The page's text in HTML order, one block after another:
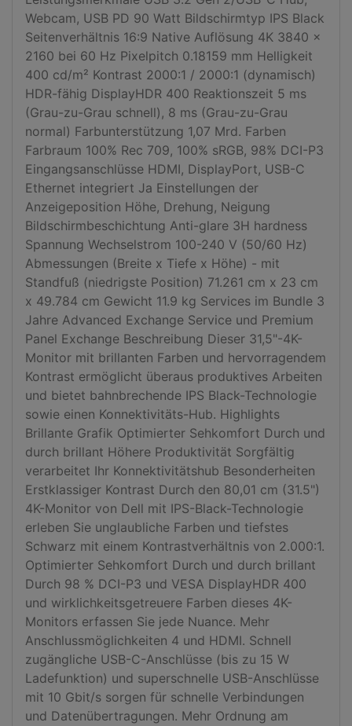
Webcam, USB PD 90 Watt Bildschirmtyp IPS Black
Seitenverhältnis 16:9 Native Auflösung 4K 3840 x
2160 bei 60 Hz Pixelpitch 0.18159 mm Helligkeit
400 cd/m² Kontrast 2000:1 / 2000:1 (dynamisch)
HDR-fähig DisplayHDR 400 Reaktionszeit 5 ms
(Grau-zu-Grau schnell), 8 ms (Grau-zu-Grau
normal) Farbunterstützung 1,07 Mrd. Farben
Farbraum 100% Rec 709, 100% sRGB, 98% DCI-P3
Eingangsanschlüsse HDMI, DisplayPort, USB-C
Ethernet integriert Ja Einstellungen der
Anzeigeposition Höhe, Drehung, Neigung
Bildschirmbeschichtung Anti-glare 3H hardness
Spannung Wechselstrom 100-240 V (50/60 Hz)
Abmessungen (Breite x Tiefe x Höhe) - mit
Standfuß (niedrigste Position) 71.261 cm x 23 cm
x 49.784 cm Gewicht 11.9 kg Services im Bundle 3
Jahre Advanced Exchange Service und Premium
Panel Exchange Beschreibung Dieser 31,5"-4K-
Monitor mit brillanten Farben und hervorragendem
Kontrast ermöglicht überaus produktives Arbeiten
und bietet bahnbrechende IPS Black-Technologie
sowie einen Konnektivitäts-Hub. Highlights
Brillante Grafik Optimierter Sehkomfort Durch und
durch brillant Höhere Produktivität Sorgfältig
verarbeitet Ihr Konnektivitätshub Besonderheiten
Erstklassiger Kontrast Durch den 80,01 cm (31.5")
4K-Monitor von Dell mit IPS-Black-Technologie
erleben Sie unglaubliche Farben und tiefstes
Schwarz mit einem Kontrastverhältnis von 2.000:1.
Optimierter Sehkomfort Durch und durch brillant
Durch 98 % DCI-P3 und VESA DisplayHDR 400
und wirklichkeitsgetreuere Farben dieses 4K-
Monitors erfassen Sie jede Nuance. Mehr
Anschlussmöglichkeiten 4 und HDMI. Schnell
zugängliche USB-C-Anschlüsse (bis zu 15 W
Ladefunktion) und superschnelle USB-Anschlüsse
mit 10 Gbit/s sorgen für schnelle Verbindungen
und Datenübertragungen. Mehr Ordnung am